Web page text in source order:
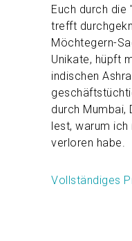
Euch durch die
trefft
Möchtegern-
Unikate, hüpft
indischen
durch Mumbai,
lest, warum ich
verloren habe.
Vollständiges